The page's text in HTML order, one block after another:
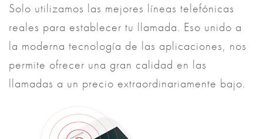
Solo utilizamos las mejores líneas telefónicas
reales para establecer tu llamada. Eso unido a
la moderna tecnología de las aplicaciones, nos
permite ofrecer una gran calidad en las
llamadas a un precio extraordinariamente bajo.